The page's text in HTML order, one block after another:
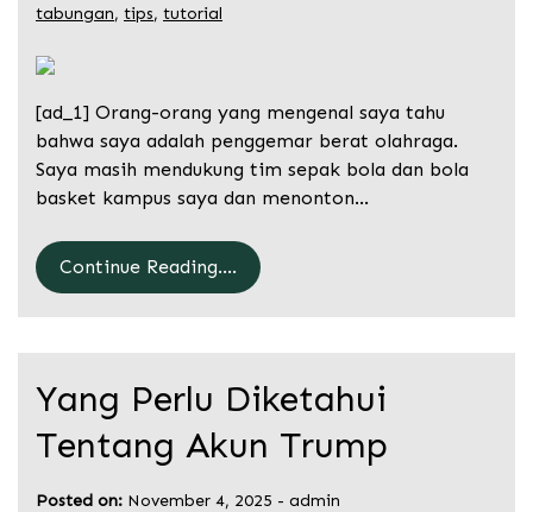
tabungan, tips, tutorial
[ad_1] Orang-orang yang mengenal saya tahu
bahwa saya adalah penggemar berat olahraga.
Saya masih mendukung tim sepak bola dan bola
basket kampus saya dan menonton…
Continue Reading....
Yang Perlu Diketahui
Tentang Akun Trump
Posted on: November 4, 2025 - admin